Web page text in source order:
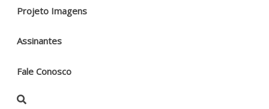
Projeto Imagens
Assinantes
Fale Conosco